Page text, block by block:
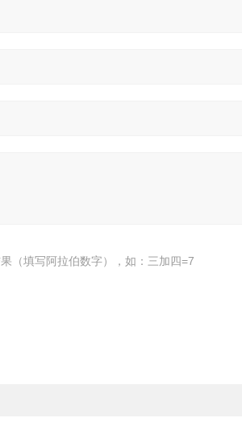
（填写阿拉伯数字），如：三加四=7